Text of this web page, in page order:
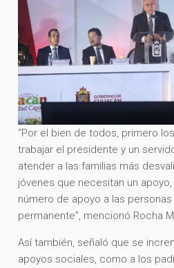
“Por el bien de todos, primero
trabajar el presidente y un
atender a las familias más
jóvenes que necesitan un
número de apoyo a las
permanente”, mencionó Rocha
Así también, señaló que se
apoyos sociales, como a los